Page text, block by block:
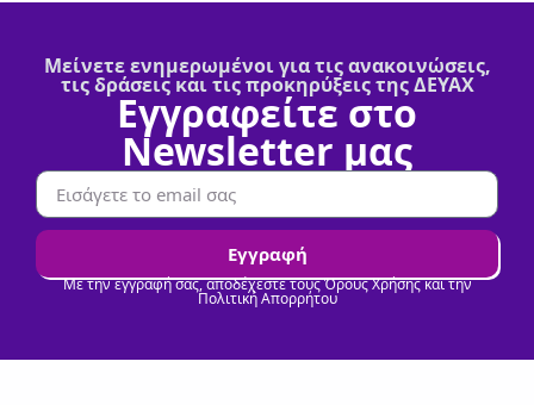
Μείνετε ενημερωμένοι για τις ανακοινώσεις,
τις δράσεις και τις προκηρύξεις της ΔΕΥΑΧ
Εγγραφείτε στο
Newsletter μας
Εγγραφή
Με την εγγραφή σας, αποδέχεστε τους Όρους Χρήσης και την
Πολιτική Απορρήτου